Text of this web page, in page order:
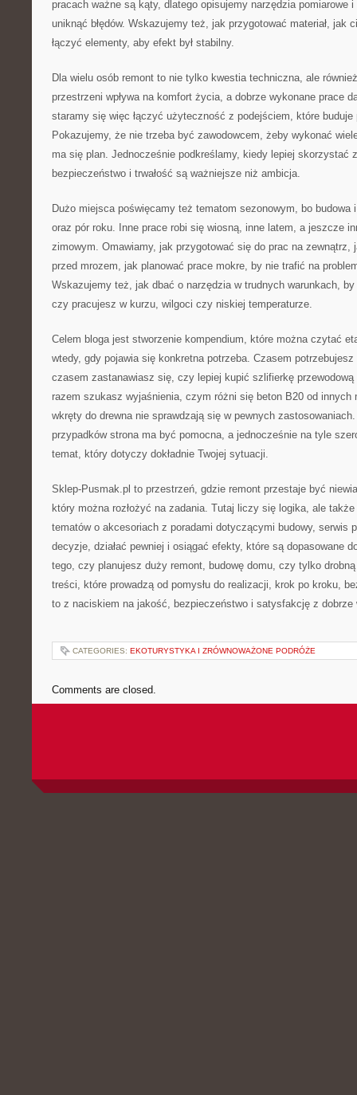
pracach ważne są kąty, dlatego opisujemy narzędzia pomiarowe
uniknąć błędów. Wskazujemy też, jak przygotować materiał, jak
łączyć elementy, aby efekt był stabilny.
Dla wielu osób remont to nie tylko kwestia techniczna, ale
przestrzeni wpływa na komfort życia, a dobrze wykonane prace
staramy się więc łączyć użyteczność z podejściem, które buduje
Pokazujemy, że nie trzeba być zawodowcem, żeby wykonać
ma się plan. Jednocześnie podkreślamy, kiedy lepiej skorzystać
bezpieczeństwo i trwałość są ważniejsze niż ambicja.
Dużo miejsca poświęcamy też tematom sezonowym, bo budowa
oraz pór roku. Inne prace robi się wiosną, inne latem, a jeszcze
zimowym. Omawiamy, jak przygotować się do prac na zewnątrz,
przed mrozem, jak planować prace mokre, by nie trafić na
Wskazujemy też, jak dbać o narzędzia w trudnych warunkach, by
czy pracujesz w kurzu, wilgoci czy niskiej temperaturze.
Celem bloga jest stworzenie kompendium, które można czytać
wtedy, gdy pojawia się konkretna potrzeba. Czasem potrzebujesz
czasem zastanawiasz się, czy lepiej kupić szlifierkę
razem szukasz wyjaśnienia, czym różni się beton B20 od innych
wkręty do drewna nie sprawdzają się w pewnych
przypadków strona ma być pomocna, a jednocześnie na tyle
temat, który dotyczy dokładnie Twojej sytuacji.
Sklep-Pusmak.pl to przestrzeń, gdzie remont przestaje być
który można rozłożyć na zadania. Tutaj liczy się logika, ale
tematów o akcesoriach z poradami dotyczącymi budowy, serwis
decyzje, działać pewniej i osiągać efekty, które są dopasowane
tego, czy planujesz duży remont, budowę domu, czy tylko
treści, które prowadzą od pomysłu do realizacji, krok po kroku,
to z naciskiem na jakość, bezpieczeństwo i satysfakcję z dobrze
CATEGORIES: EKOTURYSTYKA I ZRÓWNOWAŻONE PODRÓŻE
Comments are closed.